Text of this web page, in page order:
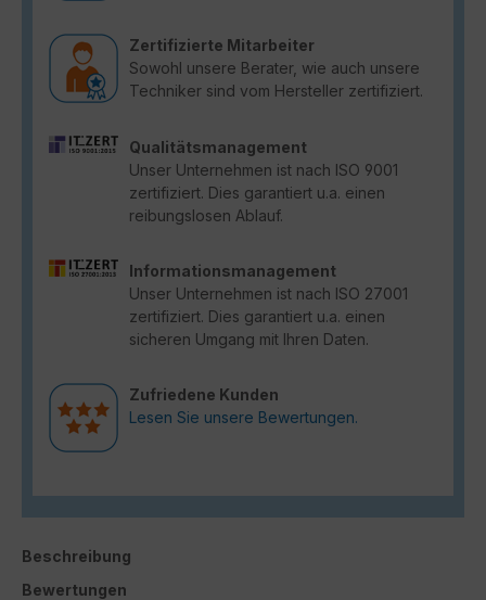
Zertifizierte Mitarbeiter
Sowohl unsere Berater, wie auch unsere
Techniker sind vom Hersteller zertifiziert.
Qualitätsmanagement
Unser Unternehmen ist nach ISO 9001
zertifiziert. Dies garantiert u.a. einen
reibungslosen Ablauf.
Informationsmanagement
Unser Unternehmen ist nach ISO 27001
zertifiziert. Dies garantiert u.a. einen
sicheren Umgang mit Ihren Daten.
Zufriedene Kunden
Lesen Sie unsere Bewertungen.
Beschreibung
Bewertungen